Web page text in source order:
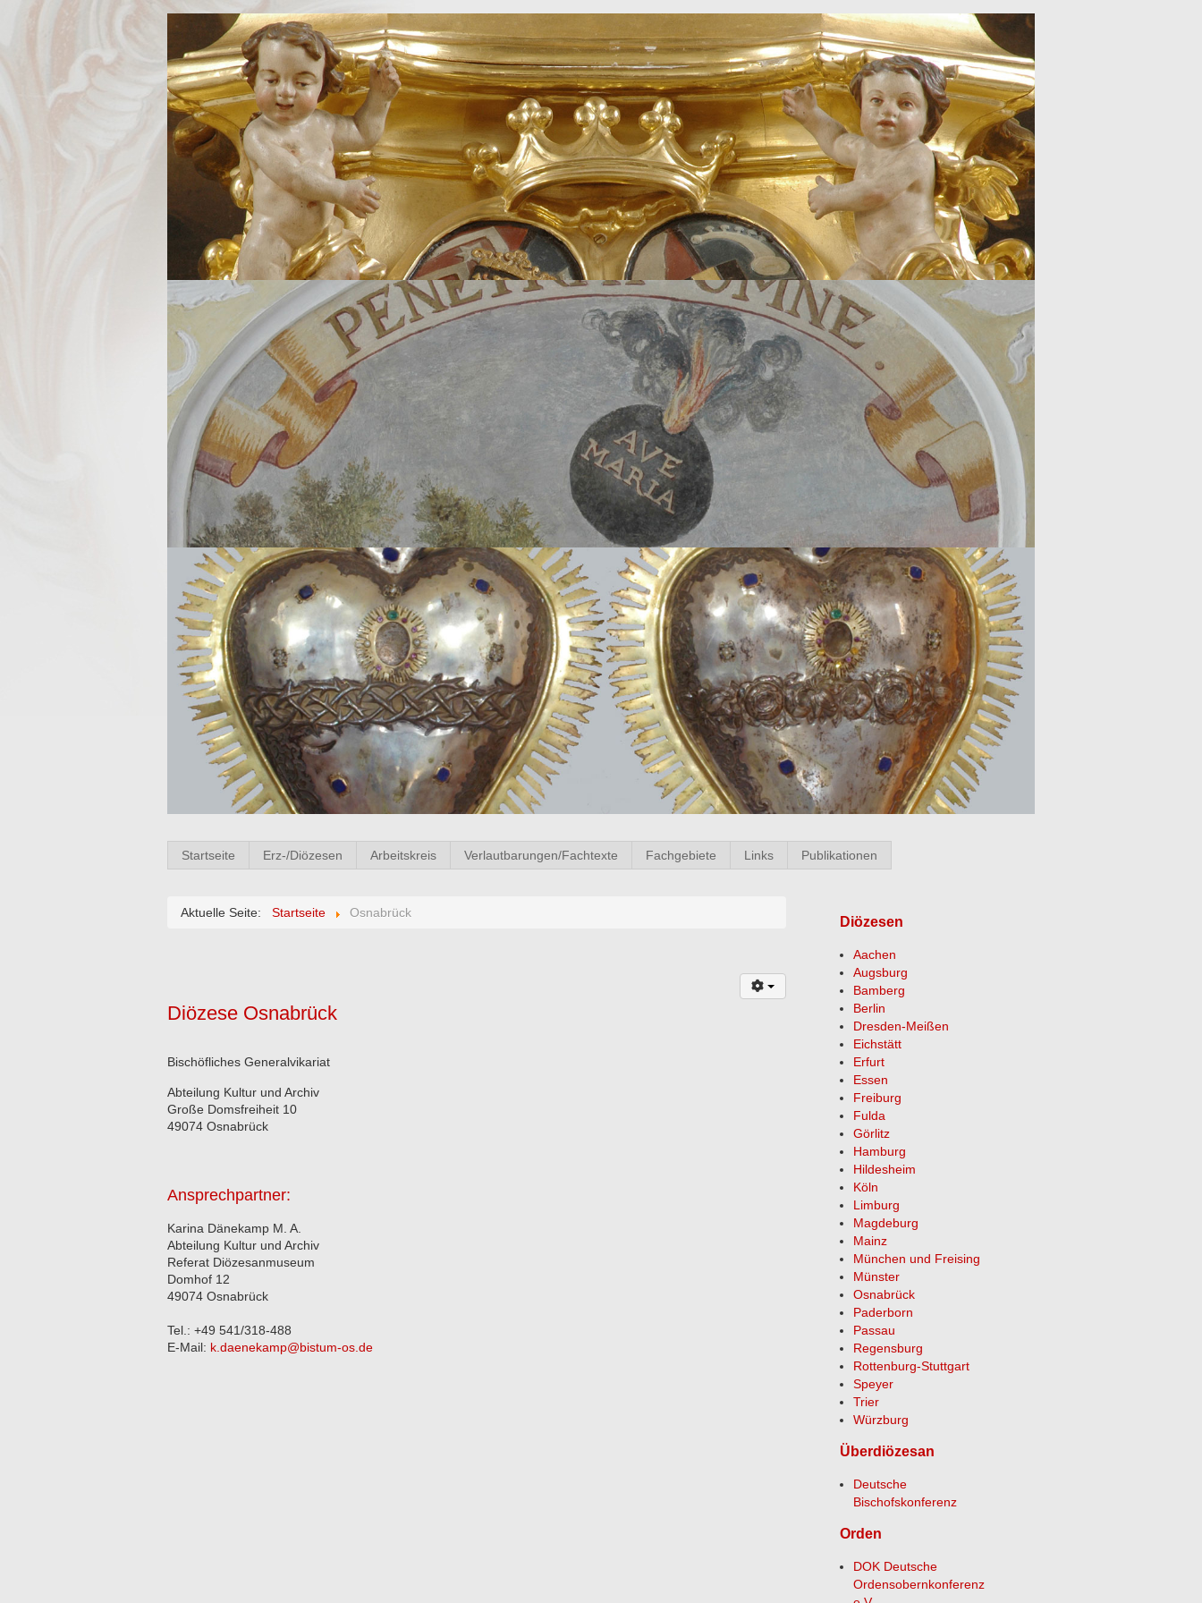
Startseite Erz-/Diözesen Arbeitskreis Verlautbarungen/Fachtexte Fachgebiete Links Publikationen
Aktuelle Seite: Startseite Osnabrück
Diözese Osnabrück
Bischöfliches Generalvikariat
Abteilung Kultur und Archiv
Große Domsfreiheit 10
49074 Osnabrück
Ansprechpartner:
Karina Dänekamp M. A.
Abteilung Kultur und Archiv
Referat Diözesanmuseum
Domhof 12
49074 Osnabrück
Tel.: +49 541/318-488
E-Mail: k.daenekamp@bistum-os.de
Diözesen
Aachen
Augsburg
Bamberg
Berlin
Dresden-Meißen
Eichstätt
Erfurt
Essen
Freiburg
Fulda
Görlitz
Hamburg
Hildesheim
Köln
Limburg
Magdeburg
Mainz
München und Freising
Münster
Osnabrück
Paderborn
Passau
Regensburg
Rottenburg-Stuttgart
Speyer
Trier
Würzburg
Überdiözesan
Deutsche
Bischofskonferenz
Orden
DOK Deutsche
Ordensobernkonferenz